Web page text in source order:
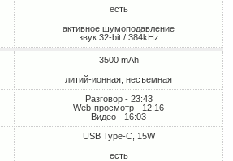
есть
активное шумоподавление
звук 32-bit / 384kHz
3500 mAh
литий-ионная, несъемная
Разговор - 23:43
Web-просмотр - 12:16
Видео - 16:03
USB Type-C, 15W
есть